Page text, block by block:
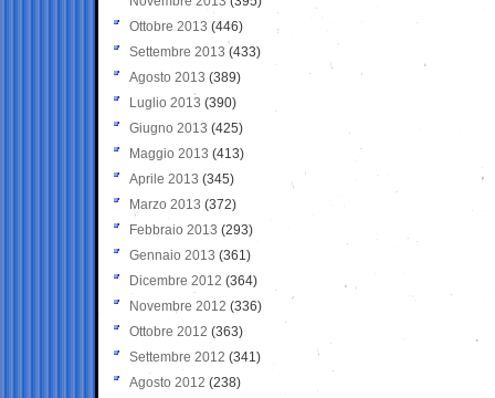
Ottobre 2013 (446)
Settembre 2013 (433)
Agosto 2013 (389)
Luglio 2013 (390)
Giugno 2013 (425)
Maggio 2013 (413)
Aprile 2013 (345)
Marzo 2013 (372)
Febbraio 2013 (293)
Gennaio 2013 (361)
Dicembre 2012 (364)
Novembre 2012 (336)
Ottobre 2012 (363)
Settembre 2012 (341)
Agosto 2012 (238)